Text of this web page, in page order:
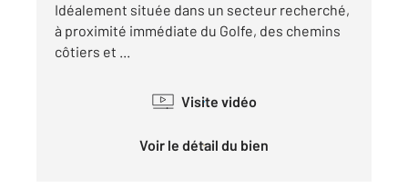
Idéalement située dans un secteur recherché,
à proximité immédiate du Golfe, des chemins
côtiers et ...
Visite vidéo
Voir le détail du bien